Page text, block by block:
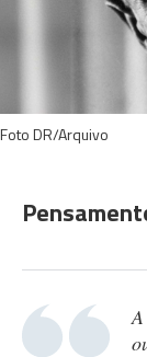
Foto DR/Arquivo